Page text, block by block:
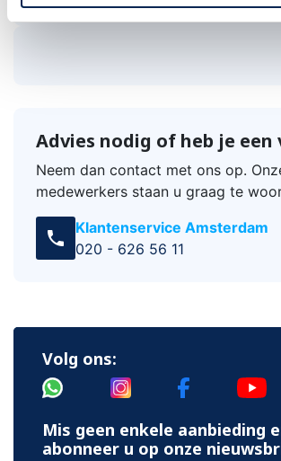
Advies nodig of heb je een
Neem dan contact met ons op.
medewerkers staan u graag te
call
Klantenservice Amsterdam
020 - 626 56 11
Volg ons:
Mis geen enkele aanbieding
abonneer u op onze